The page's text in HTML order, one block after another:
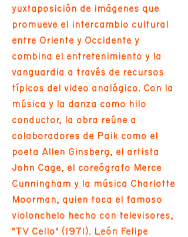
yuxtaposición de imágenes que
promueve el intercambio cultural
entre Oriente y Occidente y
combina el entretenimiento y la
vanguardia a través de recursos
típicos del video analógico. Con la
música y la danza como hilo
conductor, la obra reúne a
colaboradores de Paik como el
poeta Allen Ginsberg, el artista
John Cage, el coreógrafo Merce
Cunningham y la música Charlotte
Moorman, quien toca el famoso
violonchelo hecho con televisores,
"TV Cello" (1971). León Felipe